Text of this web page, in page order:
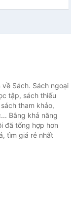
Sách. Sách ngoại
tập, sách thiếu
tham khảo,
Bằng khả năng
đã tổng hợp hơn
tìm giá rẻ nhất